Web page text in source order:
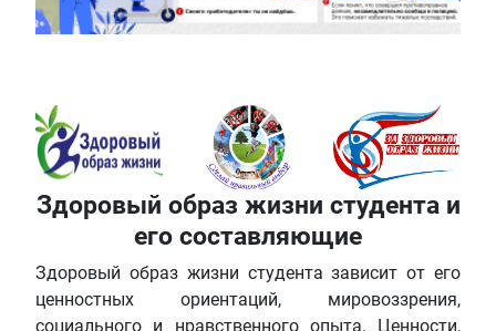
Здоровый образ жизни студента и
его составляющие
Здоровый образ жизни студента зависит от его
ценностных ориентаций, мировоззрения,
социального и нравственного опыта. Ценности,